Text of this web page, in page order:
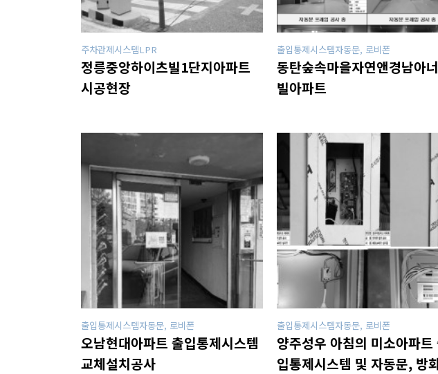
주차관제시스템LPR
정릉중앙하이츠빌1단지아파트
시공현장
출입통제시스템자동문, 로비폰
동탄숲속마을자연앤경남아
빌아파트
출입통제시스템자동문, 로비폰
오남현대아파트 출입통제시스템
교체설치공사
출입통제시스템자동문, 로비폰
양주성우 아침의 미소아파트
입통제시스템 및 자동문, 방